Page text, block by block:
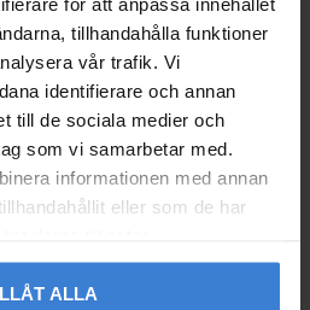
tillhandahålla funktioner
vår trafik. Vi
identifierare och annan
till de sociala medier och
som vi samarbetar med.
informationen med annan
eller som de har
ALLA